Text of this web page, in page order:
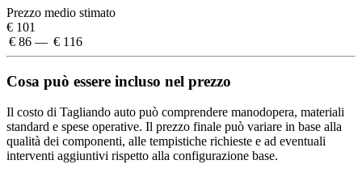
Prezzo medio stimato
€ 101
€ 86 — € 116
Cosa può essere incluso nel prezzo
Il costo di Tagliando auto può comprendere manodopera, materiali
standard e spese operative. Il prezzo finale può variare in base alla
qualità dei componenti, alle tempistiche richieste e ad eventuali
interventi aggiuntivi rispetto alla configurazione base.